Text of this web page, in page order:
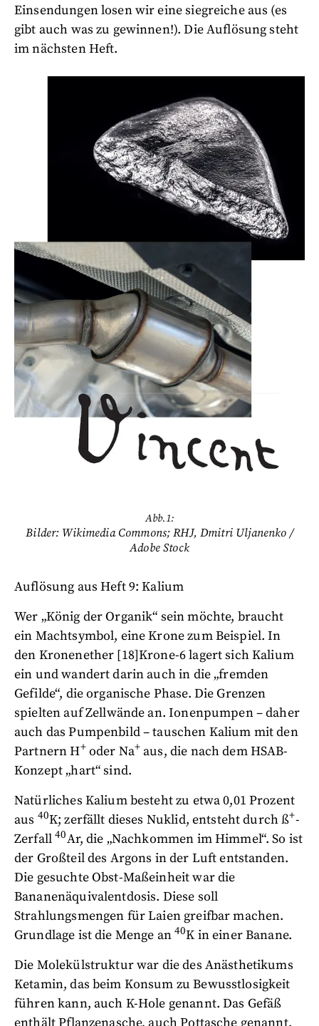
Einsendungen losen wir eine siegreiche aus (es
gibt auch was zu gewinnen!). Die Auflösung steht
im nächsten Heft.
Abb.1:
Bilder: Wikimedia Commons; RHJ, Dmitri Uljanenko /
Adobe Stock
Auflösung aus Heft 9: Kalium
Wer „König der Organik“ sein möchte, braucht
ein Machtsymbol, eine Krone zum Beispiel. In
den Kronenether [18]Krone-6 lagert sich Kalium
ein und wandert darin auch in die „fremden
Gefilde“, die organische Phase. Die Grenzen
spielten auf Zellwände an. Ionenpumpen – daher
auch das Pumpenbild – tauschen Kalium mit den
Partnern H+oder Na+ aus, die nach dem HSAB-
Konzept „hart“ sind.
Natürliches Kalium besteht zu etwa 0,01 Prozent
aus 40K; zerfällt dieses Nuklid, entsteht durch ß+-
Zerfall40Ar, die „Nachkommen im Himmel“. So ist
der Großteil des Argons in der Luft entstanden.
Die gesuchte Obst-Maßeinheit war die
Bananenäquivalentdosis. Diese soll
Strahlungsmengen für Laien greifbar machen.
Grundlage ist die Menge an40K in einer Banane.
Die Molekülstruktur war die des Anästhetikums
Ketamin, das beim Konsum zu Bewusstlosigkeit
führen kann, auch K-Hole genannt. Das Gefäß